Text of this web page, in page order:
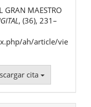
MAESTRO
, (36), 231–
ah/article/vie
cita